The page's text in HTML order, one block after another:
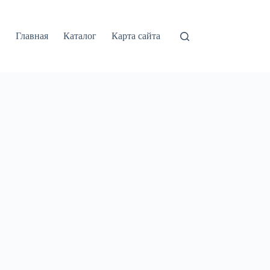
Главная Каталог Карта сайта